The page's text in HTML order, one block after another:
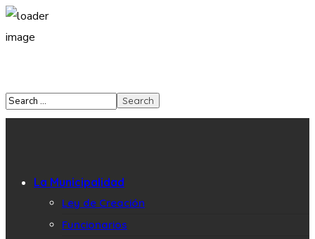
La Municipalidad
Ley de Creación
Funcionarios